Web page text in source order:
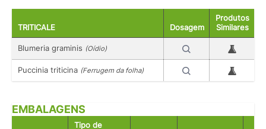
TRITICALE Dosagem
Produtos
Similares
Blumeria graminis (Oídio)
Puccinia triticina (Ferrugem da folha)
EMBALAGENS
Tipo de